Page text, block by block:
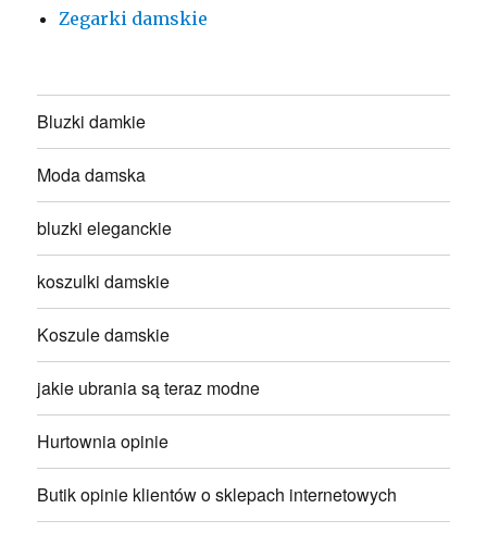
Zegarki damskie
Bluzki damkie
Moda damska
bluzki eleganckie
koszulki damskie
Koszule damskie
jakie ubrania są teraz modne
Hurtownia opinie
Butik opinie klientów o sklepach internetowych